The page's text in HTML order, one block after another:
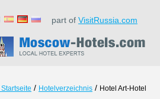
part of VisitRussia.com
/ Hotelverzeichnis / Hotel Art-Hotel